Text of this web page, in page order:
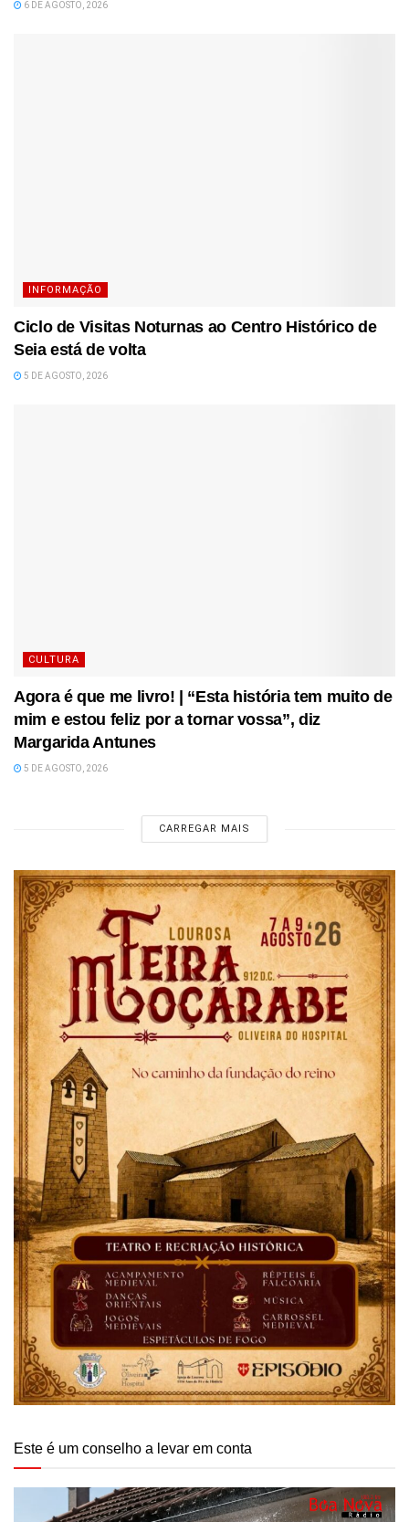
6 DE AGOSTO, 2026
INFORMAÇÃO
Ciclo de Visitas Noturnas ao Centro Histórico de
Seia está de volta
5 DE AGOSTO, 2026
CULTURA
Agora é que me livro! | “Esta história tem muito de
mim e estou feliz por a tornar vossa”, diz
Margarida Antunes
5 DE AGOSTO, 2026
CARREGAR MAIS
Este é um conselho a levar em conta